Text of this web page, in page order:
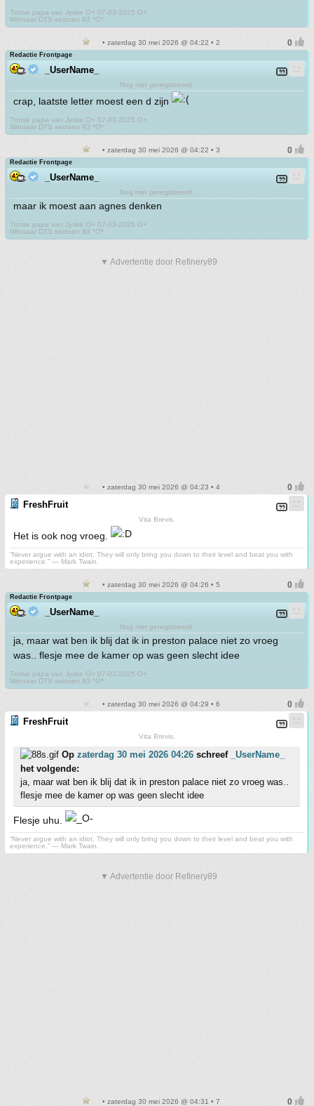
Trotse papa van Jyske O+ 07-03-2025 O+
Winnaar DTS seizoen 93 *O*
• zaterdag 30 mei 2026 @ 04:22 • 2
Redactie Frontpage
_UserName_
Nog niet geregistreerd.
crap, laatste letter moest een d zijn
Trotse papa van Jyske O+ 07-03-2025 O+
Winnaar DTS seizoen 93 *O*
• zaterdag 30 mei 2026 @ 04:22 • 3
Redactie Frontpage
_UserName_
Nog niet geregistreerd.
maar ik moest aan agnes denken
Trotse papa van Jyske O+ 07-03-2025 O+
Winnaar DTS seizoen 93 *O*
▼ Advertentie door Refinery89
• zaterdag 30 mei 2026 @ 04:23 • 4
FreshFruit
Vita Brevis.
Het is ook nog vroeg.
“Never argue with an idiot. They will only bring you down to their level and beat you with
experience.” ― Mark Twain.
• zaterdag 30 mei 2026 @ 04:26 • 5
Redactie Frontpage
_UserName_
Nog niet geregistreerd.
ja, maar wat ben ik blij dat ik in preston palace niet zo vroeg
was.. flesje mee de kamer op was geen slecht idee
Trotse papa van Jyske O+ 07-03-2025 O+
Winnaar DTS seizoen 93 *O*
• zaterdag 30 mei 2026 @ 04:29 • 6
FreshFruit
Vita Brevis.
Op zaterdag 30 mei 2026 04:26 schreef
_UserName_
het volgende:
ja, maar wat ben ik blij dat ik in preston palace niet zo vroeg was..
flesje mee de kamer op was geen slecht idee
Flesje uhu.
“Never argue with an idiot. They will only bring you down to their level and beat you with
experience.” ― Mark Twain.
▼ Advertentie door Refinery89
• zaterdag 30 mei 2026 @ 04:31 • 7